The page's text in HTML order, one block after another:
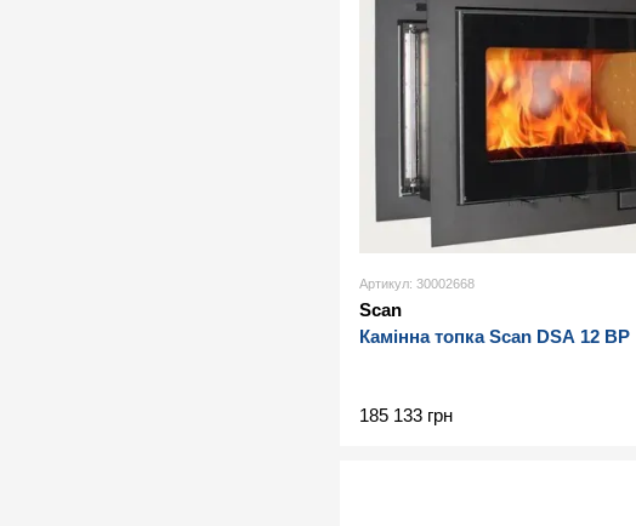
Артикул: 30002668
Scan
Камінна топка Scan DSA 12 BP
185 133 грн